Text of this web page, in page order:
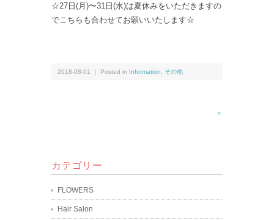
☆27日(月)〜31日(水)は夏休みをいただきますの
でこちらも合わせてお願いいたします☆
2018-08-01 ｜ Posted in Information その他
＞
カテゴリー
FLOWERS
Hair Salon